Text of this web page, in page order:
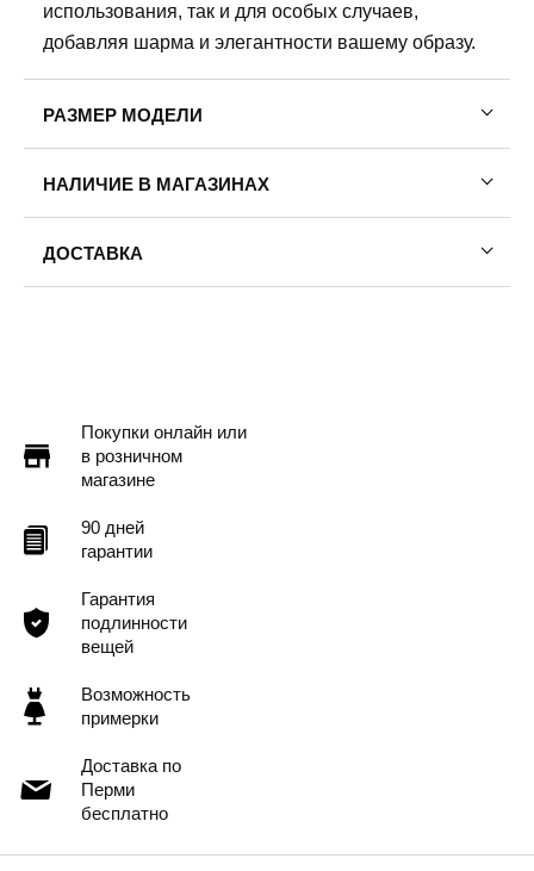
использования, так и для особых случаев,
добавляя шарма и элегантности вашему образу.
РАЗМЕР МОДЕЛИ
Обхват груди: 78
Обхват талии: 61
Обхват бедер: 92
На модели размер одежды: 40-42
НАЛИЧИЕ В МАГАЗИНАХ
ДОСТАВКА
Пермь — бесплатно
Покупки онлайн или
в розничном
магазине
90 дней
гарантии
Гарантия
подлинности
вещей
Возможность
примерки
Доставка по
Перми
бесплатно